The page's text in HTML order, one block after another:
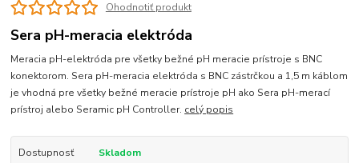
Ohodnotiť produkt
Sera pH-meracia elektróda
Meracia pH-elektróda pre všetky bežné pH meracie prístroje s BNC
konektorom. Sera pH-meracia elektróda s BNC zástrčkou a 1,5 m káblom
je vhodná pre všetky bežné meracie prístroje pH ako Sera pH-merací
prístroj alebo Seramic pH Controller. celý popis
Dostupnosť Skladom